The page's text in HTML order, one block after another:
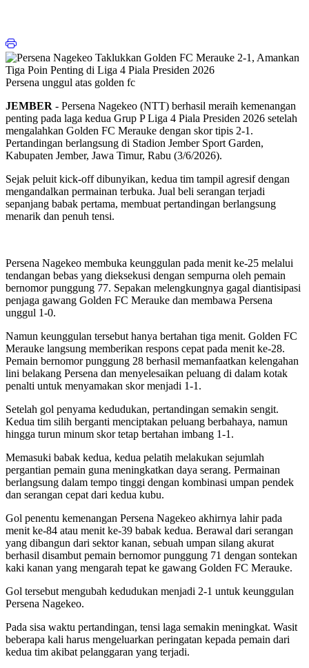
Persena unggul atas golden fc
JEMBER - Persena Nagekeo (NTT) berhasil meraih kemenangan
penting pada laga kedua Grup P Liga 4 Piala Presiden 2026 setelah
mengalahkan Golden FC Merauke dengan skor tipis 2-1.
Pertandingan berlangsung di Stadion Jember Sport Garden,
Kabupaten Jember, Jawa Timur, Rabu (3/6/2026).
Sejak peluit kick-off dibunyikan, kedua tim tampil agresif dengan
mengandalkan permainan terbuka. Jual beli serangan terjadi
sepanjang babak pertama, membuat pertandingan berlangsung
menarik dan penuh tensi.
Persena Nagekeo membuka keunggulan pada menit ke-25 melalui
tendangan bebas yang dieksekusi dengan sempurna oleh pemain
bernomor punggung 77. Sepakan melengkungnya gagal diantisipasi
penjaga gawang Golden FC Merauke dan membawa Persena
unggul 1-0.
Namun keunggulan tersebut hanya bertahan tiga menit. Golden FC
Merauke langsung memberikan respons cepat pada menit ke-28.
Pemain bernomor punggung 28 berhasil memanfaatkan kelengahan
lini belakang Persena dan menyelesaikan peluang di dalam kotak
penalti untuk menyamakan skor menjadi 1-1.
Setelah gol penyama kedudukan, pertandingan semakin sengit.
Kedua tim silih berganti menciptakan peluang berbahaya, namun
hingga turun minum skor tetap bertahan imbang 1-1.
Memasuki babak kedua, kedua pelatih melakukan sejumlah
pergantian pemain guna meningkatkan daya serang. Permainan
berlangsung dalam tempo tinggi dengan kombinasi umpan pendek
dan serangan cepat dari kedua kubu.
Gol penentu kemenangan Persena Nagekeo akhirnya lahir pada
menit ke-84 atau menit ke-39 babak kedua. Berawal dari serangan
yang dibangun dari sektor kanan, sebuah umpan silang akurat
berhasil disambut pemain bernomor punggung 71 dengan sontekan
kaki kanan yang mengarah tepat ke gawang Golden FC Merauke.
Gol tersebut mengubah kedudukan menjadi 2-1 untuk keunggulan
Persena Nagekeo.
Pada sisa waktu pertandingan, tensi laga semakin meningkat. Wasit
beberapa kali harus mengeluarkan peringatan kepada pemain dari
kedua tim akibat pelanggaran yang terjadi.